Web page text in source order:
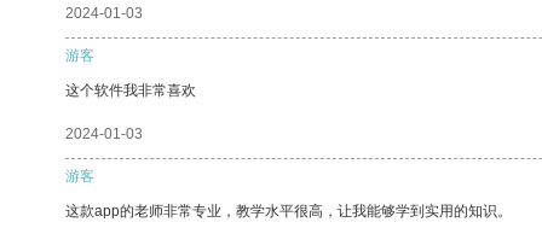
2024-01-03
游客
这个软件我非常喜欢
2024-01-03
游客
这款app的老师非常专业，教学水平很高，让我能够学到实用的知识。